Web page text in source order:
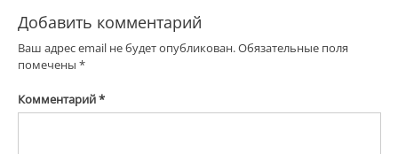
Добавить комментарий
Ваш адрес email не будет опубликован.Обязательные поля
помечены *
Комментарий*